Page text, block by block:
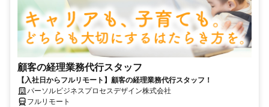
顧客の経理業務代行スタッフ
【入社日からフルリモート】顧客の経理業務代行スタッフ！
パーソルビジネスプロセスデザイン株式会社
フルリモート